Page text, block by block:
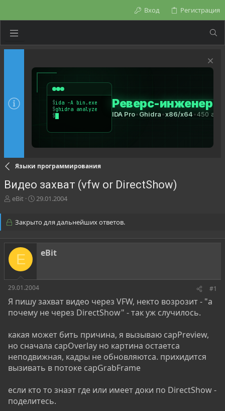
Вход Регистрация
Языки программирования
Видео захват (vfw or DirectShow)
А
о
т
е
ы
eBit
Д
а
а
а
29.01.2004
Закрыто для дальнейших ответов.
E eBit
29.01.2004 #1
Я пишу захват видео через VFW, некто возрозит - "а
почему не через DirectShow" - так уж случилось.
какая может бить причина, я вызываю capPreview,
но сначала capOverlay но картина остаетса
неподвижная, кадры не обновляютса. прихидится
вызивать в потоке capGrabFrame
если кто то знаэт где или имеет доки по DirectShow -
поделитесь.